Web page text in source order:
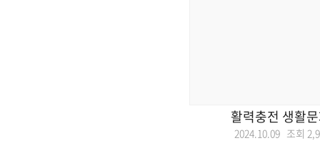
활력충전 생활
2024.10.09 조회